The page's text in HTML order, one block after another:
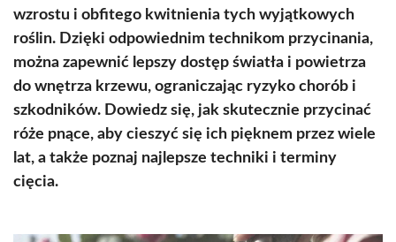
wzrostu i obfitego kwitnienia tych wyjątkowych
roślin. Dzięki odpowiednim technikom przycinania,
można zapewnić lepszy dostęp światła i powietrza
do wnętrza krzewu, ograniczając ryzyko chorób i
szkodników. Dowiedz się, jak skutecznie przycinać
róże pnące, aby cieszyć się ich pięknem przez wiele
lat, a także poznaj najlepsze techniki i terminy
cięcia.